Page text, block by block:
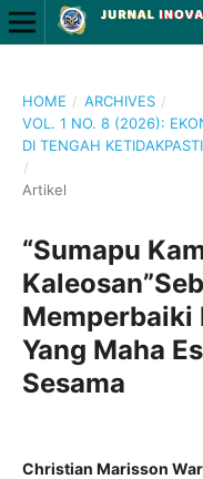
HOME / ARCHIVES /
VOL. 1 NO. 8 (2026):
DI TENGAH
/
Artikel
“Sumapu
Memperbaiki
Yang Maha
Sesama
Christian Marisson